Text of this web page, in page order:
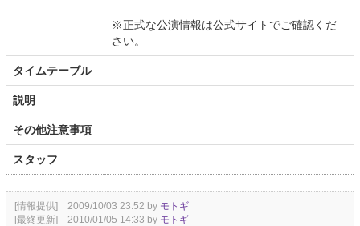
※正式な公演情報は公式サイトでご確認くだ
さい。
タイムテーブル
説明
その他注意事項
スタッフ
[情報提供] 2009/10/03 23:52 by モトギ
[最終更新] 2010/01/05 14:33 by モトギ